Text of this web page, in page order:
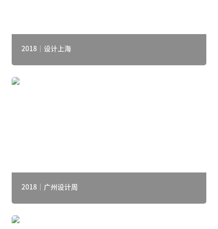
2018｜设计上海
2018｜广州设计周
2018｜广州设计周
2014｜天使在瑞士